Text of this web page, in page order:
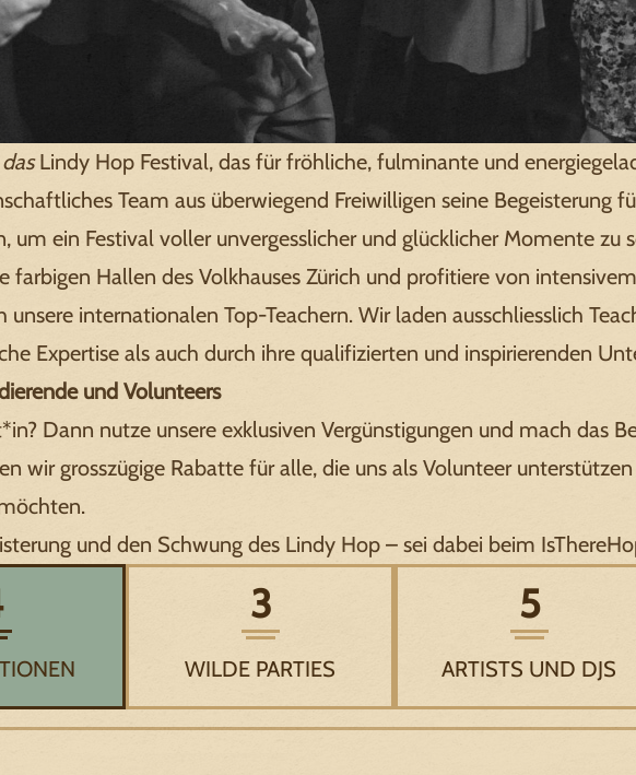
dasLindy Hop Festival, das für fröhliche, fulminante und
Team aus überwiegend Freiwilligen seine Begeisterung
um ein Festival voller unvergesslicher und glücklicher Momente zu
farbigen Hallen des Volkhauses Zürich und profitiere von
unsere internationalen Top-Teachern. Wir laden ausschliesslich
Expertise als auch durch ihre qualifizierten und inspirierenden
und Volunteers
Dann nutze unsere exklusiven Vergünstigungen und mach das
wir grosszügige Rabatte für alle, die uns als Volunteer
und den Schwung des Lindy Hop – sei dabei beim
3
WILDE PARTIES
5
ARTISTS UND DJS